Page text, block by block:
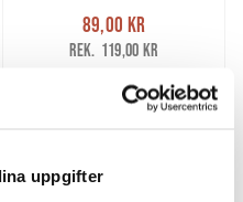
uppgifter
Nuvarande pris
89,00 krTidigare pris
119,00 kr
89,00 kr
119,00 kr
LÄGG I VARUKORGEN